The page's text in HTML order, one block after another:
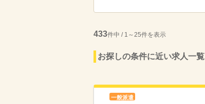
433件中 / 1～25件を表示
お探しの条件に近い求人一覧
一般派遣